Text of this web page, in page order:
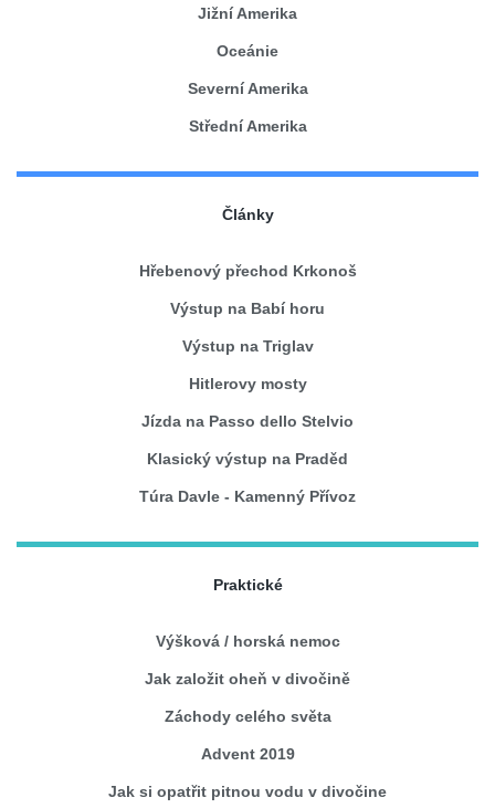
Jižní Amerika
Oceánie
Severní Amerika
Střední Amerika
Články
Hřebenový přechod Krkonoš
Výstup na Babí horu
Výstup na Triglav
Hitlerovy mosty
Jízda na Passo dello Stelvio
Klasický výstup na Praděd
Túra Davle - Kamenný Přívoz
Praktické
Výšková / horská nemoc
Jak založit oheň v divočině
Záchody celého světa
Advent 2019
Jak si opatřit pitnou vodu v divočine